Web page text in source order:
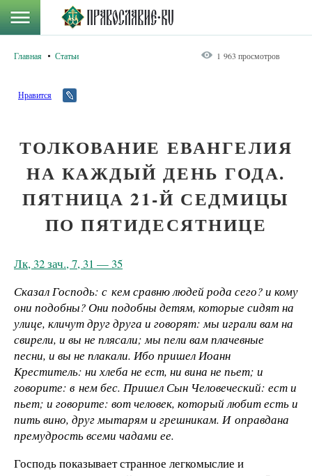
Главная Статьи 1 963 просмотров
Нравится
ТОЛКОВАНИЕ ЕВАНГЕЛИЯ
НА КАЖДЫЙ ДЕНЬ ГОДА.
ПЯТНИЦА 21-Й СЕДМИЦЫ
ПО ПЯТИДЕСЯТНИЦЕ
Лк, 32 зач., 7, 31 — 35
Сказал Господь: с кем сравню людей рода сего? и кому
они подобны? Они подобны детям, которые сидят на
улице, кличут друг друга и говорят: мы играли вам на
свирели, и вы не плясали; мы пели вам плачевные
песни, и вы не плакали. Ибо пришел Иоанн
Креститель: ни хлеба не ест, ни вина не пьет; и
говорите: в нем бес. Пришел Сын Человеческий: ест и
пьет; и говорите: вот человек, который любит есть и
пить вино, друг мытарям и грешникам. И оправдана
премудрость всеми чадами ее.
Господь показывает странное легкомыслие и